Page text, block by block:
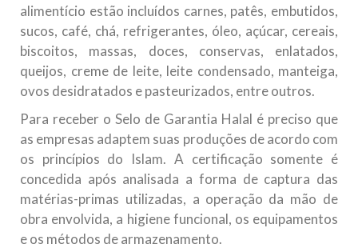
alimentício estão incluídos carnes, patês, embutidos,
sucos, café, chá, refrigerantes, óleo, açúcar, cereais,
biscoitos, massas, doces, conservas, enlatados,
queijos, creme de leite, leite condensado, manteiga,
ovos desidratados e pasteurizados, entre outros.
Para receber o Selo de Garantia Halal é preciso que
as empresas adaptem suas produções de acordo com
os princípios do Islam. A certificação somente é
concedida após analisada a forma de captura das
matérias-primas utilizadas, a operação da mão de
obra envolvida, a higiene funcional, os equipamentos
e os métodos de armazenamento.